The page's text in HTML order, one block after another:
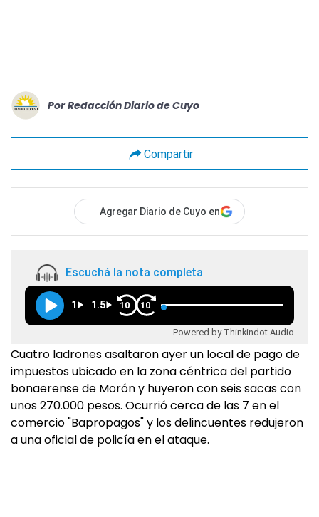
Por Redacción Diario de Cuyo
Compartir
Agregar Diario de Cuyo en
Escuchá la nota completa
1 1.5 10 10
Powered by Thinkindot Audio
Cuatro ladrones asaltaron ayer un local de pago de
impuestos ubicado en la zona céntrica del partido
bonaerense de Morón y huyeron con seis sacas con
unos 270.000 pesos. Ocurrió cerca de las 7 en el
comercio "Bapropagos" y los delincuentes redujeron
a una oficial de policía en el ataque.